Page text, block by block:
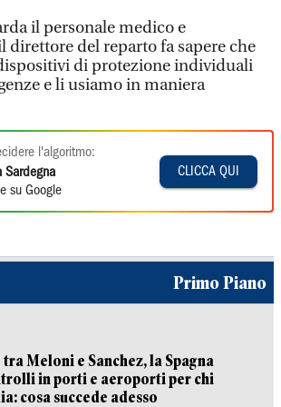
il personale medico e
del reparto fa sapere che
di protezione individuali
e li usiamo in maniera
l'algoritmo:
Sardegna
su Google
CLICCA QUI
Primo Piano
Meloni e Sanchez, la Spagna
in porti e aeroporti per chi
cosa succede adesso